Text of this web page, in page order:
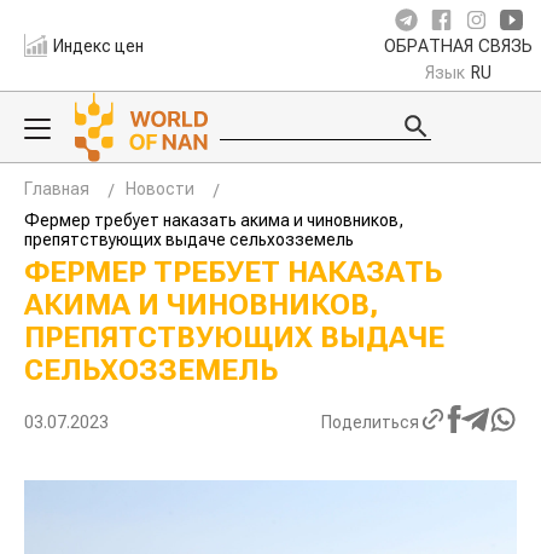
Индекс цен ОБРАТНАЯ СВЯЗЬ
Язык RU
Главная
Новости
Фермер требует наказать акима и чиновников,
препятствующих выдаче сельхозземель
ФЕРМЕР ТРЕБУЕТ НАКАЗАТЬ
АКИМА И ЧИНОВНИКОВ,
ПРЕПЯТСТВУЮЩИХ ВЫДАЧЕ
СЕЛЬХОЗЗЕМЕЛЬ
03.07.2023 Поделиться